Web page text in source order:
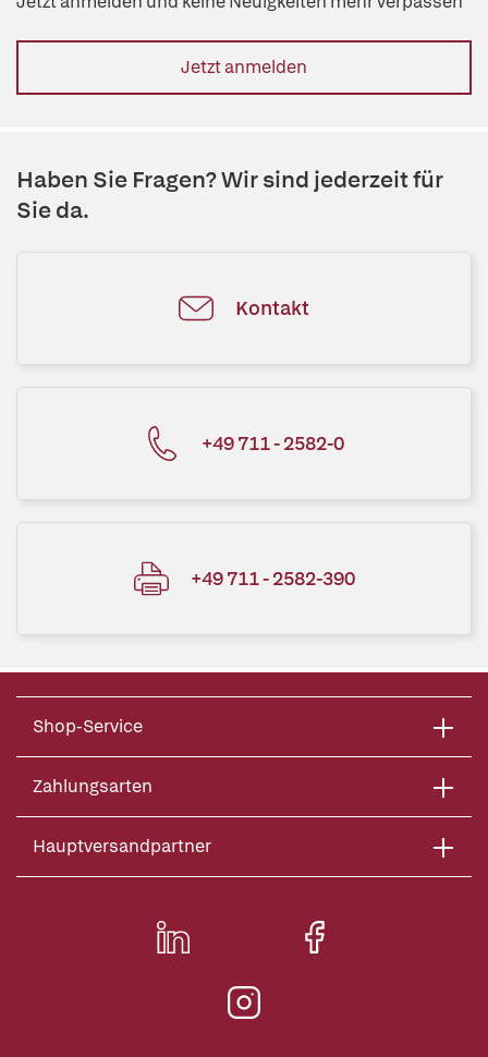
Jetzt anmelden
Haben Sie Fragen? Wir sind jederzeit für
Sie da.
Kontakt
+49 711 - 2582-0
+49 711 - 2582-390
Shop-Service
Zahlungsarten
Hauptversandpartner